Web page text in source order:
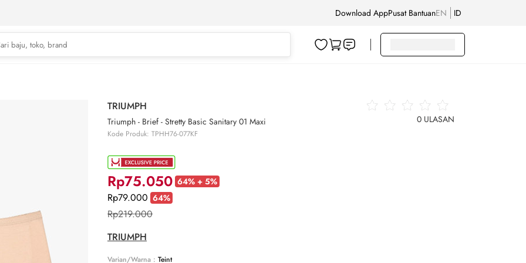
Download AppPusat BantuanEN ID
TRIUMPH
Triumph - Brief - Stretty Basic Sanitary 01 Maxi
Kode Produk: TPHH76-077KF
Rp75.050 64% + 5%
Rp79.000 64%
Rp219.000
0 ULASAN
TRIUMPH
Varian/Warna : Teint